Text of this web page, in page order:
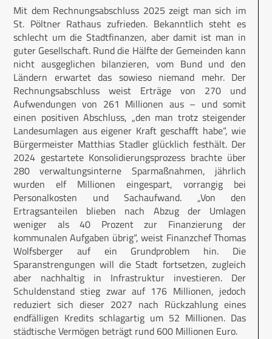
Mit dem Rechnungsabschluss 2025 zeigt man sich im
St. Pöltner Rathaus zufrieden. Bekanntlich steht es
schlecht um die Stadtfinanzen, aber damit ist man in
guter Gesellschaft. Rund die Hälfte der Gemeinden kann
nicht ausgeglichen bilanzieren, vom Bund und den
Ländern erwartet das sowieso niemand mehr. Der
Rechnungsabschluss weist Erträge von 270 und
Aufwendungen von 261 Millionen aus – und somit
einen positiven Abschluss, „den man trotz steigender
Landesumlagen aus eigener Kraft geschafft habe“, wie
Bürgermeister Matthias Stadler glücklich festhält. Der
2024 gestartete Konsolidierungsprozess brachte über
280 verwaltungsinterne Sparmaßnahmen, jährlich
wurden elf Millionen eingespart, vorrangig bei
Personalkosten und Sachaufwand. „Von den
Ertragsanteilen blieben nach Abzug der Umlagen
weniger als 40 Prozent zur Finanzierung der
kommunalen Aufgaben übrig“, weist Finanzchef Thomas
Wolfsberger auf ein Grundproblem hin. Die
Sparanstrengungen will die Stadt fortsetzen, zugleich
aber nachhaltig in Infrastruktur investieren. Der
Schuldenstand stieg zwar auf 176 Millionen, jedoch
reduziert sich dieser 2027 nach Rückzahlung eines
endfälligen Kredits schlagartig um 52 Millionen. Das
städtische Vermögen beträgt rund 600 Millionen Euro.